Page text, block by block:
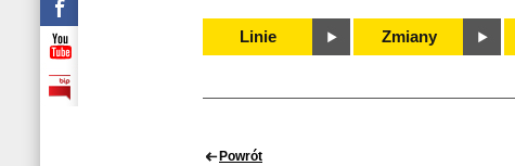
Linie Zmiany
Powrót